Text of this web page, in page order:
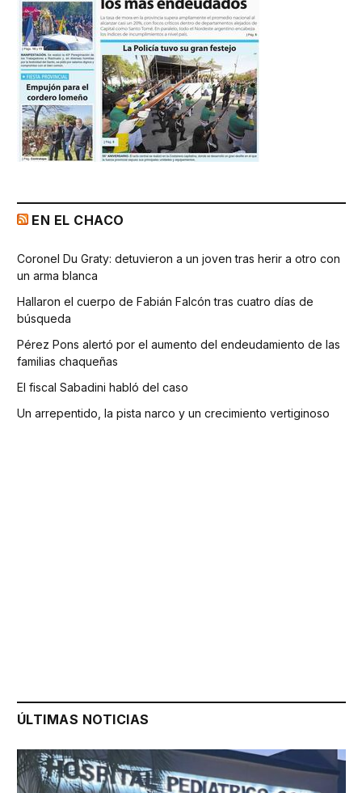
EN EL CHACO
Coronel Du Graty: detuvieron a un joven tras herir a otro con
un arma blanca
Hallaron el cuerpo de Fabián Falcón tras cuatro días de
búsqueda
Pérez Pons alertó por el aumento del endeudamiento de las
familias chaqueñas
El fiscal Sabadini habló del caso
Un arrepentido, la pista narco y un crecimiento vertiginoso
ÚLTIMAS NOTICIAS